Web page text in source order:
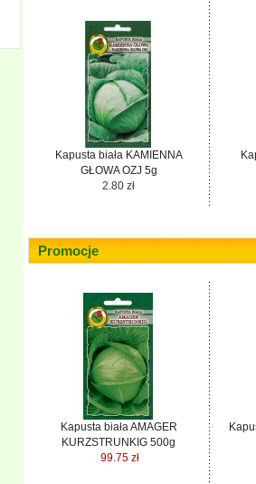
Kapusta biała KAMIENNA
GŁOWA OZJ 5g
2.80 zł
Promocje
Kapusta biała AMAGER
KURZSTRUNKIG 500g
99.75 zł